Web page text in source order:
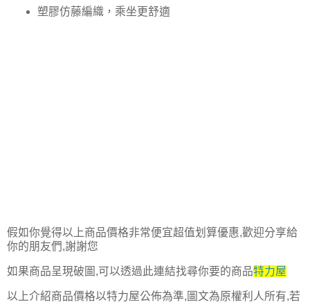
塑膠仿藤編織，乘坐更舒適
假如你覺得以上商品價格非常便宜超值划算優惠,歡迎分享給
你的朋友們,謝謝您
如果商品呈現破圖,可以透過此連結找尋你要的商品特力屋
以上介紹商品價格以特力屋公佈為準,圖文為原權利人所有,若